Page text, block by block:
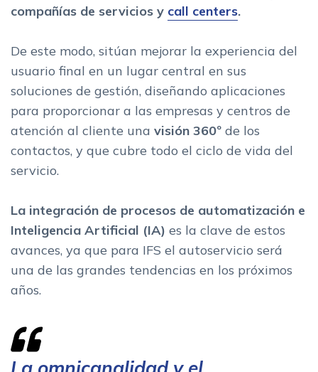
compañías de servicios y call centers.
De este modo, sitúan mejorar la experiencia del
usuario final en un lugar central en sus
soluciones de gestión, diseñando aplicaciones
para proporcionar a las empresas y centros de
atención al cliente una visión 360º de los
contactos, y que cubre todo el ciclo de vida del
servicio.
La integración de procesos de automatización e
Inteligencia Artificial (IA) es la clave de estos
avances, ya que para IFS el autoservicio será
una de las grandes tendencias en los próximos
años.